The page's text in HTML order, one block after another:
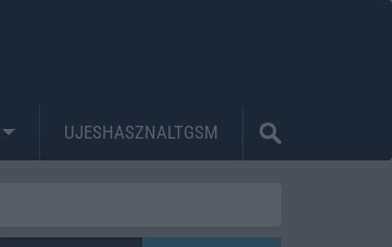
UJESHASZNALTGSM